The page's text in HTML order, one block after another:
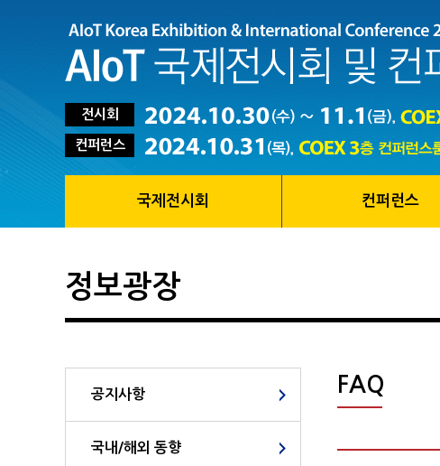
전시회
컨퍼런스
국제전시회 컨퍼런스
정보광장
공지사항
국내/해외 동향
FAQ